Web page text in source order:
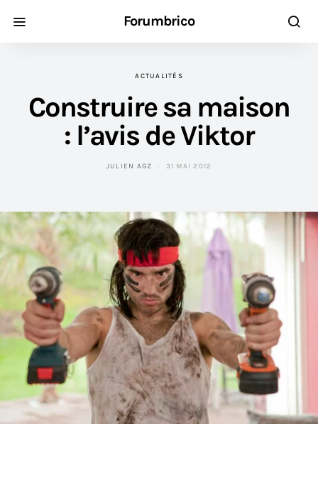
Forumbrico
ACTUALITÉS
Construire sa maison
: l’avis de Viktor
JULIEN AGZ 31 MAI 2012